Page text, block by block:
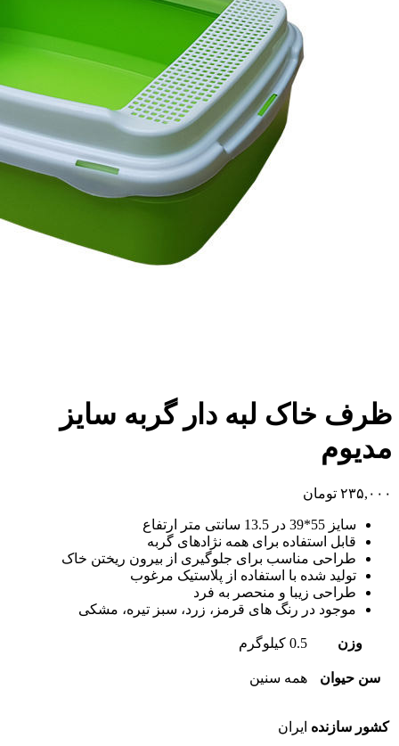
ظرف خاک لبه دار گربه سایز
مدیوم
۲۳۵,۰۰۰ تومان
سایز 55*39 در 13.5 سانتی متر ارتفاع
قابل استفاده برای همه نژادهای گربه
طراحی مناسب برای جلوگیری از بیرون ریختن خاک
تولید شده با استفاده از پلاستیک مرغوب
طراحی زیبا و منحصر به فرد
موجود در رنگ های قرمز، زرد، سبز تیره، مشکی
وزن 0.5 کیلوگرم
سن حیوان همه سنین
کشور سازنده ایران